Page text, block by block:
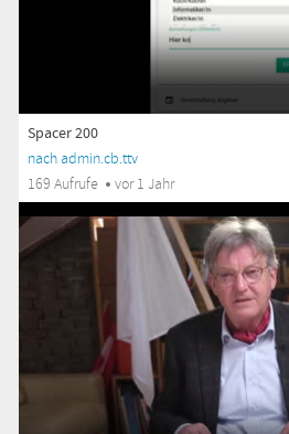
Spacer 200
nach admin.cb.ttv
169 Aufrufe
vor 1 Jahr